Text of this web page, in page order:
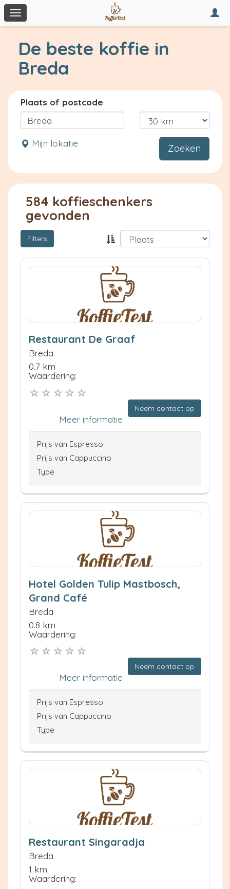
Toggle
navigation
De beste koffie in
Breda
Plaats of postcode
Mijn lokatie Zoeken
584 koffieschenkers
gevonden
Filters
Restaurant De Graaf
Breda
0.7 km
Waardering:
Neem contact op
Meer informatie
Prijs van Espresso
Prijs van Cappuccino
Type
Hotel Golden Tulip Mastbosch,
Grand Café
Breda
0.8 km
Waardering:
Neem contact op
Meer informatie
Prijs van Espresso
Prijs van Cappuccino
Type
Restaurant Singaradja
Breda
1 km
Waardering: